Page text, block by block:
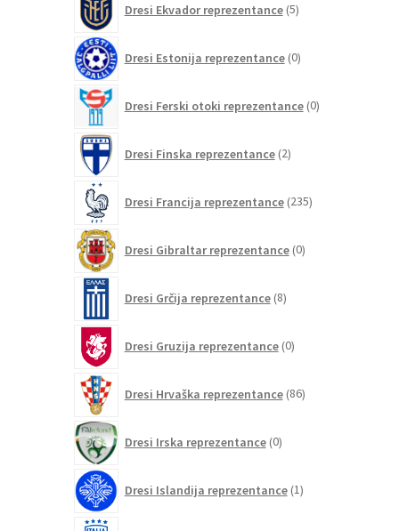
Dresi Ekvador reprezentance 5izdelkov
Dresi Estonija reprezentance 0izdelkov
Dresi Ferski otoki reprezentance 0izdelkov
Dresi Finska reprezentance 2izdelka
Dresi Francija reprezentance 235izdelkov
Dresi Gibraltar reprezentance 0izdelkov
Dresi Grčija reprezentance 8izdelkov
Dresi Gruzija reprezentance 0izdelkov
Dresi Hrvaška reprezentance 86izdelkov
Dresi Irska reprezentance 0izdelkov
Dresi Islandija reprezentance 1izdelek